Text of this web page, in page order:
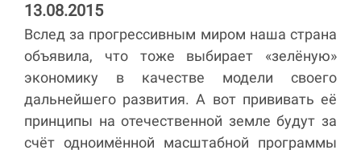
13.08.2015
Вслед за прогрессивным миром наша страна
объявила, что тоже выбирает «зелёную»
экономику в качестве модели своего
дальнейшего развития. А вот прививать её
принципы на отечественной земле будут за
счёт одноимённой масштабной программы